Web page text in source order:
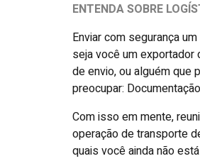
ENTENDA SOBRE
Enviar com segurança
seja você um
de envio, ou alguém que
preocupar:
Com isso em mente,
operação de transporte
quais você ainda não